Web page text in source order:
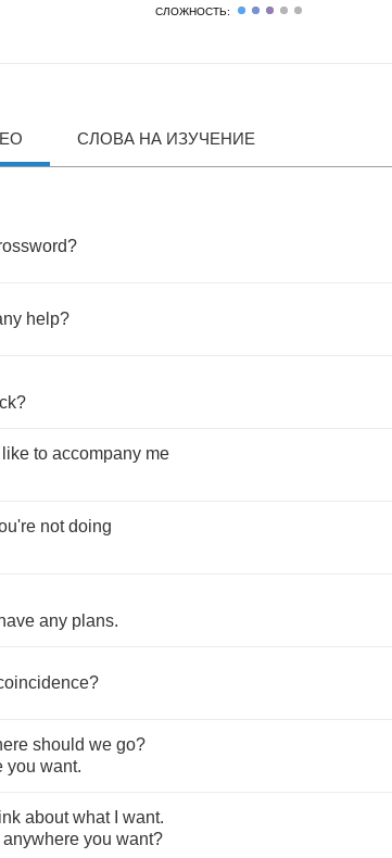
СЛОЖНОСТЬ:
СЛОВА НА ИЗУЧЕНИЕ
?
help?
?
like to accompany me
not doing
have any plans.
?
should we go?
you want.
about what want.
anywhere you want?